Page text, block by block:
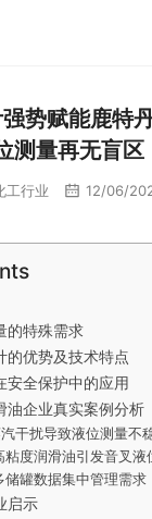
势赋能鹿特
测量再无盲区
工行业 12/06/
的特殊需求
的优势及技术特点
安全保护中的应用
油企业真实案例分析
扰导致液位测量不
度润滑油引发音叉液
罐数据集中管理需求
启示